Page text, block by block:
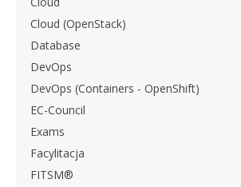
Cloud (OpenStack)
Database
DevOps
DevOps (Containers - OpenShift)
EC-Council
Exams
Facylitacja
FITSM®